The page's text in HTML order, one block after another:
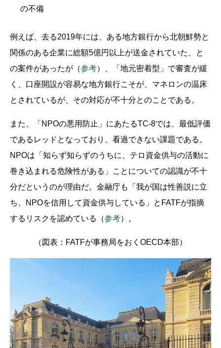
の不備
例えば、去る2019年には、ある地方銀行から北朝鮮勢と
関係のある企業に総額5億円以上が送金されていた、と
の案件があったが（参考）、「地元密着型」で審査が緩
く、口座開設が容易な地方銀行こそが、マネロンの温床
とされているが、その対応が不十分とのことである。
また、「NPOの悪用防止」にあたるTC-8では、最低評価
であるレッドとなっており、看過できない課題である。
NPOは「知らず知らずのうちに、テロ資金供与の活動に
巻き込まれる危険性がある」ことについての認識が不十
分だというのが理由だ。金融庁も「我が国は性善説に立
ち、NPOを信用して資金供与している」とFATFが指摘
するリスクを認めている（参考）。
（図表：FATFが事務局をおくOECD本部）